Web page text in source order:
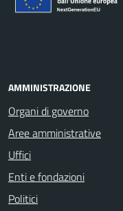
AMMINISTRAZIONE
Organi di governo
Aree amministrative
Uffici
Enti e fondazioni
Politici